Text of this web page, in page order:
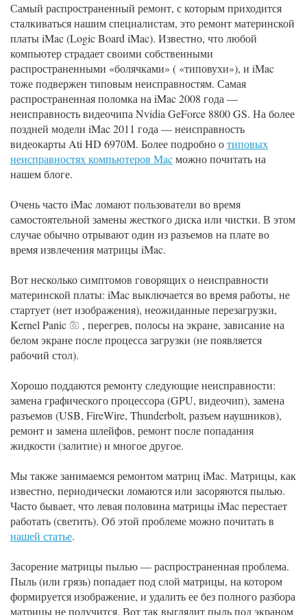
Самый распространенный ремонт, с которым приходится
сталкиваться нашим специалистам, это ремонт материнской
платы iMac (Logic Board iMac). Известно, что любой
компьютер страдает своими собственными
распространенными «болячками» ( «типовухи»), и iMac
тоже подвержен типовым неисправностям. Самая
распространенная поломка на iMac 2008 года —
неисправность видеочипа Nvidia GeForce 8800 GS. На более
поздней модели iMac 2011 года — неисправность
видеокарты Ati HD 6970M. Более подробно отиповых
неисправностях компьютеров Macможно почитать на
нашем блоге.
Очень часто iMac ломают пользователи во время
самостоятельной замены жесткого диска или чистки. В этом
случае обычно отрывают один из разъемов на плате во
время извлечения матрицы iMac.
Вот несколько симптомов говорящих о неисправности
материнской платы: iMac выключается во время работы, не
стартует (нет изображения), неожиданные перезагрузки,
Kernel Panic
, перегрев, полосы на экране, зависание на
белом экране после процесса загрузки (не появляется
рабочий стол).
Хорошо поддаются ремонту следующие неисправности:
замена графического процессора (GPU, видеочип), замена
разъемов (USB, FireWire, Thunderbolt, разъем наушников),
ремонт и замена шлейфов, ремонт после попадания
жидкости (залитие) и многое другое.
Мы также занимаемся ремонтом матриц iMac. Матрицы, как
известно, периодически ломаются или засоряются пылью.
Часто бывает, что левая половина матрицы iMac перестает
работать (светить). Об этой проблеме можно почитать в
нашей статье.
Засорение матрицы пылью — распространенная проблема.
Пыль (или грязь) попадает под слой матрицы, на котором
формируется изображение, и удалить ее без полного разбора
матрицы не получится. Вот так выглядит пыль под экраном